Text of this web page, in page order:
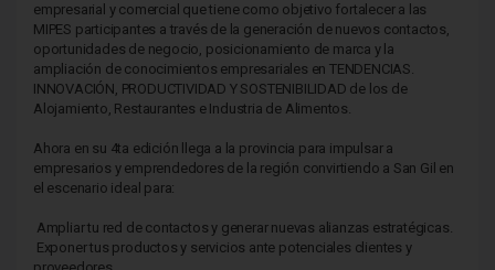
empresarial y comercial que tiene como objetivo fortalecer a las
MIPES participantes a través de la generación de nuevos contactos,
oportunidades de negocio, posicionamiento de marca y la
ampliación de conocimientos empresariales en TENDENCIAS.
INNOVACIÓN, PRODUCTIVIDAD Y SOSTENIBILIDAD de los de
Alojamiento, Restaurantes e Industria de Alimentos.
Ahora en su 4ta edición llega a la provincia para impulsar a
empresarios y emprendedores de la región convirtiendo a San Gil en
el escenario ideal para:
Ampliar tu red de contactos y generar nuevas alianzas estratégicas.
Exponer tus productos y servicios ante potenciales clientes y